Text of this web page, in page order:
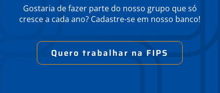
Gostaria de fazer parte do nosso grupo que só
cresce a cada ano? Cadastre-se em nosso banco!
Quero trabalhar na FIPS